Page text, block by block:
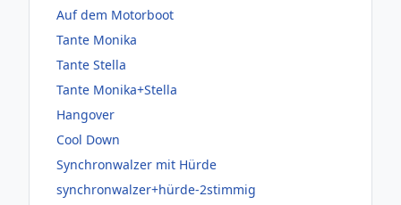
Auf dem Motorboot
Tante Monika
Tante Stella
Tante Monika+Stella
Hangover
Cool Down
Synchronwalzer mit Hürde
synchronwalzer+hürde-2stimmig